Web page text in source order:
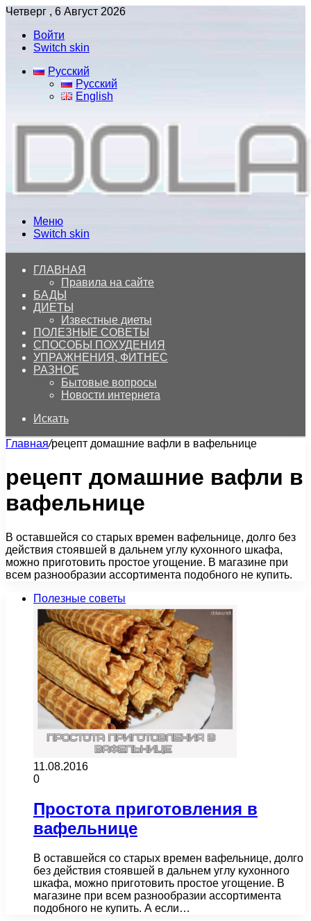
Четверг , 6 Август 2026
Войти
Switch skin
Русский
Русский
English
Меню
Switch skin
ГЛАВНАЯ
Правила на сайте
БАДЫ
ДИЕТЫ
Известные диеты
ПОЛЕЗНЫЕ СОВЕТЫ
СПОСОБЫ ПОХУДЕНИЯ
УПРАЖНЕНИЯ, ФИТНЕС
РАЗНОЕ
Бытовые вопросы
Новости интернета
Искать
Главная/рецепт домашние вафли в вафельнице
рецепт домашние вафли в
вафельнице
В оставшейся со старых времен вафельнице, долго без
действия стоявшей в дальнем углу кухонного шкафа,
можно приготовить простое угощение. В магазине при
всем разнообразии ассортимента подобного не купить.
Полезные советы
11.08.2016
0
Простота приготовления в
вафельнице
В оставшейся со старых времен вафельнице, долго
без действия стоявшей в дальнем углу кухонного
шкафа, можно приготовить простое угощение. В
магазине при всем разнообразии ассортимента
подобного не купить. А если…